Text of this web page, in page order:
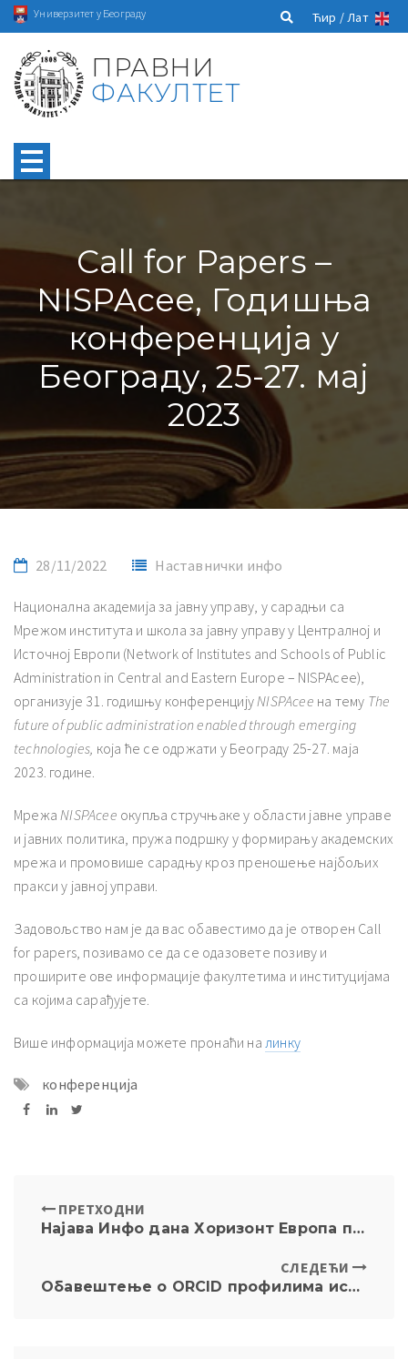
Универзитет у Београду Ћир /Лат
ПРАВНИ
ФАКУЛТЕТ
Call for Papers –
NISPAcee, Годишња
конференција у
Београду, 25-27. мај
2023
28/11/2022 Наставнички инфо
Национална академија за јавну управу, у сарадњи са
Мрежом института и школа за јавну управу у Централној и
Источној Европи (Network of Institutes and Schools of Public
Administration in Central and Eastern Europe – NISPAcee),
организује 31. годишњу конференцију NISPAcee на тему The
future of public administration enabled through emerging
technologies, која ће се одржати у Београду 25-27. маја
2023. године.
Мрежа NISPAcee окупља стручњаке у области јавне управе
и јавних политика, пружа подршку у формирању академских
мрежа и промовише сарадњу кроз преношење најбољих
пракси у јавној управи.
Задовољство нам је да вас обавестимо да је отворен Call
for papers, позивамо се да се одазовете позиву и
проширите ове информације факултетима и институцијама
са којима сарађујете.
Више информација можете пронаћи на линку
конференција
ПРЕТХОДНИ
Најавa Инфо дана Хоризонт Европа програма
СЛЕДЕЋИ
Обавештење о ORCID профилима истраживача